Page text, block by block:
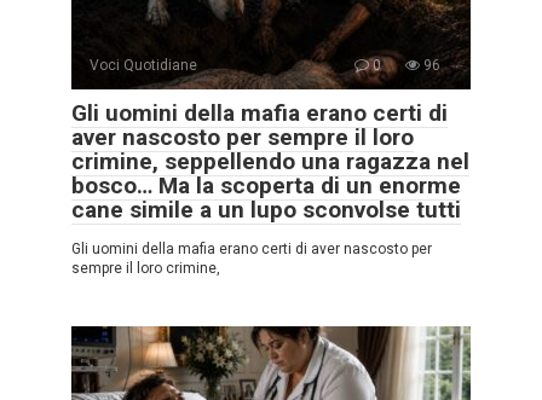
Voci Quotidiane 0 96
Gli uomini della mafia erano certi di
aver nascosto per sempre il loro
crimine, seppellendo una ragazza nel
bosco… Ma la scoperta di un enorme
cane simile a un lupo sconvolse tutti
Gli uomini della mafia erano certi di aver nascosto per
sempre il loro crimine,